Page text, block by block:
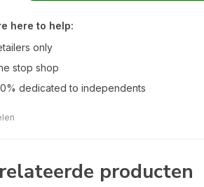
here to help:
only
stop shop
dedicated to independents
producten